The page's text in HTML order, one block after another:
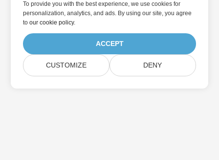
To provide you with the best experience, we use cookies for
personalization, analytics, and ads. By using our site, you agree
toour cookie policy.
ACCEPT
CUSTOMIZE DENY